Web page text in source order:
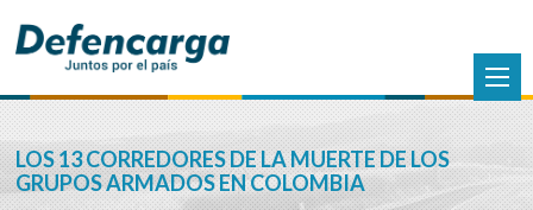
LOS 13 CORREDORES DE LA MUERTE DE LOS
GRUPOS ARMADOS EN COLOMBIA